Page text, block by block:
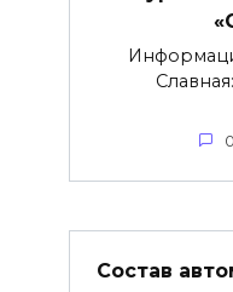
0
Состав